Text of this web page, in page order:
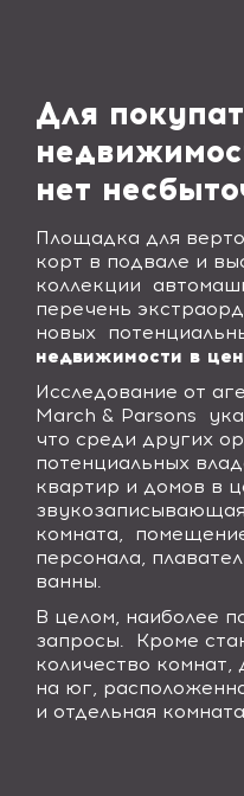
Для
нет
Площадка для
корт в подвале и
коллекции
перечень
новых
недвижимости в
Исследование от
March & Parsons
что среди других
потенциальных
квартир и домов в
комната,
персонала,
ванны.
В целом, наиболее
запросы.
Кроме
количество
на юг,
и отдельная